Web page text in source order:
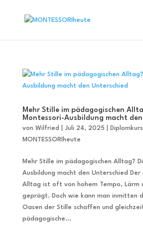
Mehr Stille im pädagogischen
Montessori-Ausbildung macht
von Wilfried Juli 24, 2025
MONTESSORIheute
Mehr Stille im pädagogischen Alltag?
Ausbildung macht den Unterschied Der
Alltag ist oft von hohem Tempo, Lärm
geprägt. Doch wie kann man inmitten
Oasen der Stille schaffen und
pädagogische...